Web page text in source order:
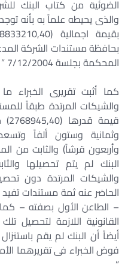
والذى يحيطه علماً به بأنه
بحافظة مستندات الشركة
المحكمة بجلسة 7/12/2004 ”
كما أثبت تقريرى الخبراء
والشيكات المرتدة طبقاً
وثمانية وستون ألفاً
وأربعون قرشاً) والثابت من
البنك لم يتم تحصيلها
والشيكات المرتدة دون
الحاضر عنه ثمة مستندات
– الطاعن الأول بصفته – كما
القانونية اللازمة لتحصيل
أيضاً أن البنك لم يقم
فوض الخبراء فى تقريرهما
”